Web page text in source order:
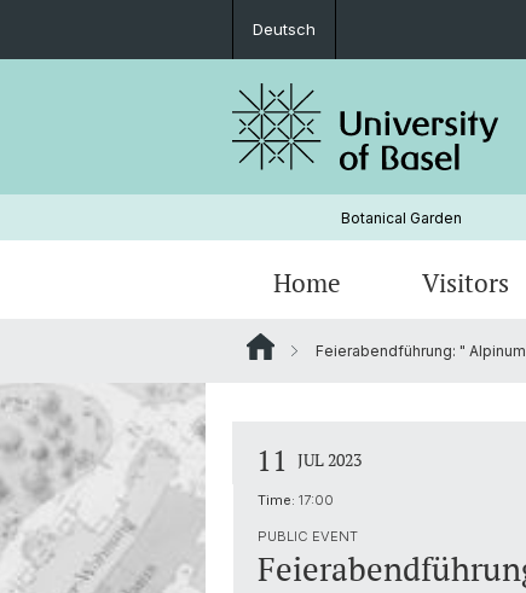
Deutsch
Botanical Garden
Home Visitors
Feierabendführung: "
11 JUL 2023
Time: 17:00
PUBLIC EVENT